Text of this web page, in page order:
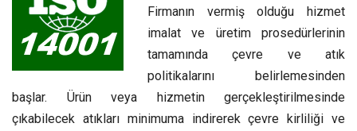
Firmanın vermiş olduğu hizmet
imalat ve üretim prosedürlerinin
tamamında çevre ve atık
politikalarını belirlemesinden
başlar. Ürün veya hizmetin gerçekleştirilmesinde
çıkabilecek atıkları minimuma indirerek çevre kirliliği ve